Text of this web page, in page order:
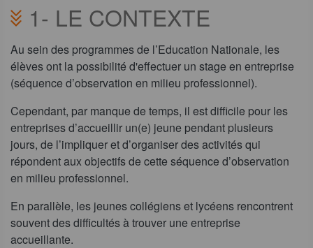
1- LE CONTEXTE
Au sein des programmes de l’Education Nationale, les
élèves ont la possibilité d'effectuer un stage en entreprise
(séquence d’observation en milieu professionnel).
Cependant, par manque de temps, il est difficile pour les
entreprises d’accueillir un(e) jeune pendant plusieurs
jours, de l’impliquer et d’organiser des activités qui
répondent aux objectifs de cette séquence d’observation
en milieu professionnel.
En parallèle, les jeunes collégiens et lycéens rencontrent
souvent des difficultés à trouver une entreprise
accueillante.